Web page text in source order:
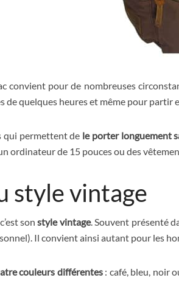
convient pour de nombreuses
de quelques heures et même pour partir
qui permettent de le porter longuement
ordinateur de 15 pouces ou des
style vintage
sonstyle vintage. Souvent présenté
Il convient ainsi autant pour les
couleurs différentes: café, bleu, noir